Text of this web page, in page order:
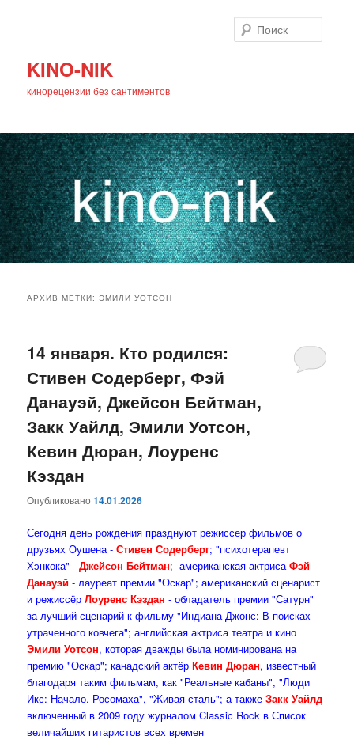
KINO-NIK
кинорецензии без сантиментов
основному
содержимому
дополнительному
содержимому
АРХИВ МЕТКИ:ЭМИЛИ УОТСОН
14 января. Кто родился:
Стивен Содерберг, Фэй
Данауэй, Джейсон Бейтман,
Закк Уайлд, Эмили Уотсон,
Кевин Дюран, Лоуренс
Кэздан
Опубликовано14.01.2026
Сегодня день рождения празднуют режиссер фильмов о
друзьях Оушена -Стивен Содерберг; "психотерапевт
Хэнкока" - Джейсон Бейтман; американская актрисаФэй
Данауэй - лауреат премии "Оскар"; американский сценарист
и режиссёрЛоуренс Кэздан - обладатель премии "Сатурн"
за лучший сценарий к фильму "Индиана Джонс: В поисках
утраченного ковчега"; английская актриса театра и кино
Эмили Уотсон, которая дважды была номинирована на
премию "Оскар"; канадский актёрКевин Дюран, известный
благодаря таким фильмам, как "Реальные кабаны", "Люди
Икс: Начало. Росомаха", "Живая сталь"; а такжеЗакк Уайлд
включенный в 2009 году журналом Classic Rock в Список
величайших гитаристов всех времен